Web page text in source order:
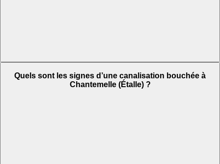
Quels sont les signes d’une canalisation bouchée à
Chantemelle (Étalle) ?